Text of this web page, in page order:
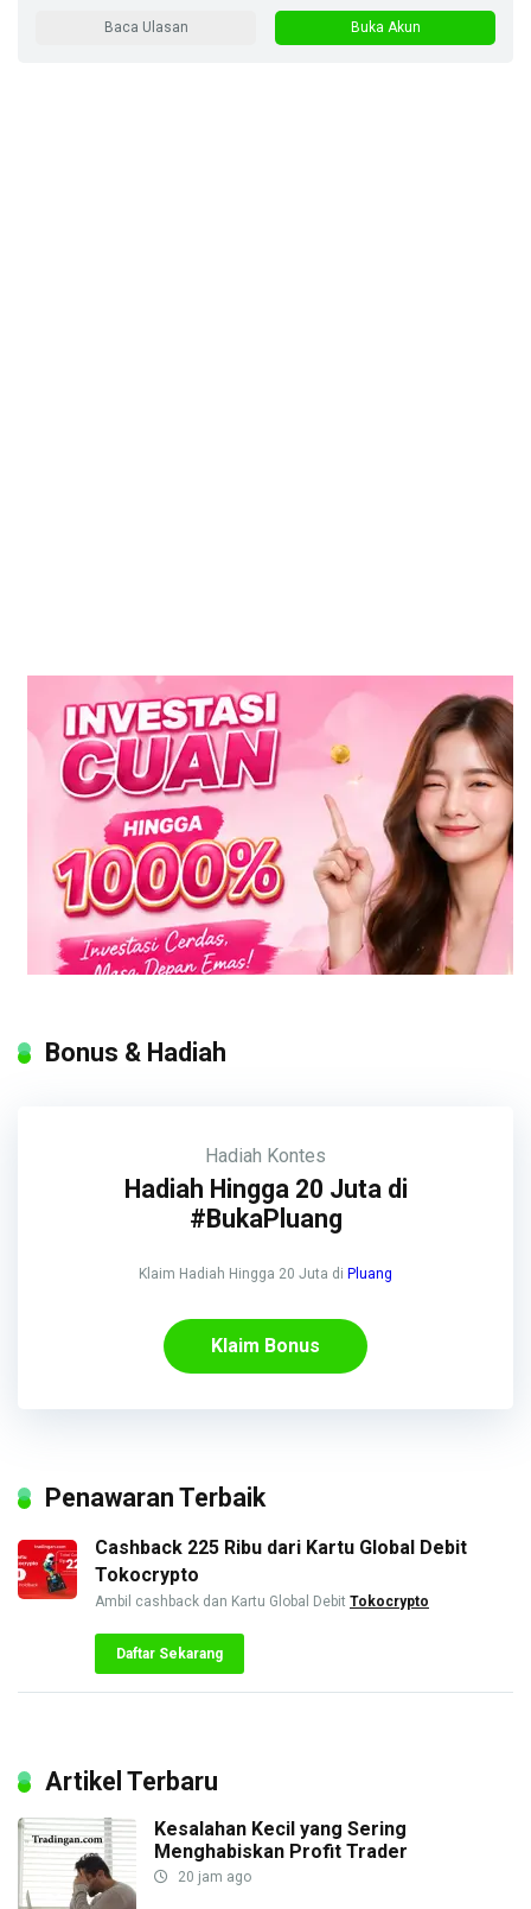
Baca Ulasan Buka Akun
Bonus & Hadiah
Hadiah Kontes
Hadiah Hingga 20 Juta di
#BukaPluang
Klaim Hadiah Hingga 20 Juta di Pluang
Klaim Bonus
Penawaran Terbaik
Cashback 225 Ribu dari Kartu Global Debit
Tokocrypto
Ambil cashback dan Kartu Global Debit Tokocrypto
Daftar Sekarang
Artikel Terbaru
Kesalahan Kecil yang Sering
Menghabiskan Profit Trader
20 jam ago